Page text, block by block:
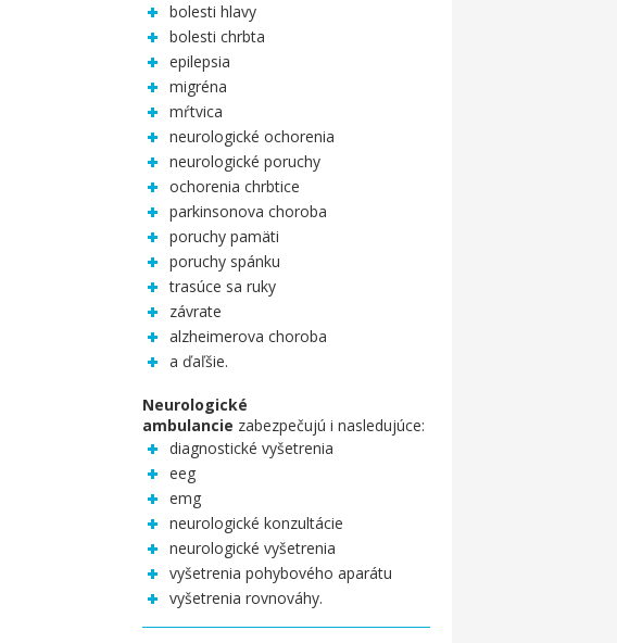
bolesti hlavy
bolesti chrbta
epilepsia
migréna
mŕtvica
neurologické ochorenia
neurologické poruchy
ochorenia chrbtice
parkinsonova choroba
poruchy pamäti
poruchy spánku
trasúce sa ruky
závrate
alzheimerova choroba
a ďaľšie.
Neurologické
ambulancie zabezpečujú i nasledujúce:
diagnostické vyšetrenia
eeg
emg
neurologické konzultácie
neurologické vyšetrenia
vyšetrenia pohybového aparátu
vyšetrenia rovnováhy.